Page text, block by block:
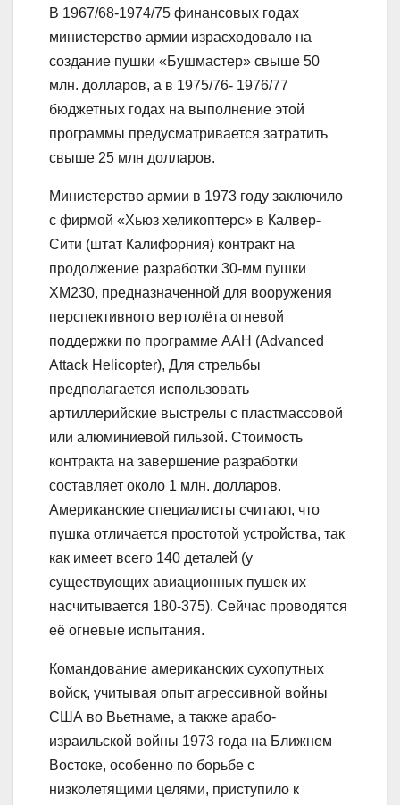
В 1967/68-1974/75 финансовых годах
министерство армии израсходовало на
создание пушки «Бушмастер» свыше 50
млн. долларов, а в 1975/76- 1976/77
бюджетных годах на выполнение этой
программы предусматривается затратить
свыше 25 млн долларов.
Министерство армии в 1973 году заключило
с фирмой «Хьюз хеликоптерс» в Калвер-
Сити (штат Калифорния) контракт на
продолжение разработки 30-мм пушки
ХМ230, предназначенной для вооружения
перспективного вертолёта огневой
поддержки по программе ААН (Advanced
Attack Helicopter), Для стрельбы
предполагается использовать
артиллерийские выстрелы с пластмассовой
или алюминиевой гильзой. Стоимость
контракта на завершение разработки
составляет около 1 млн. долларов.
Американские специалисты считают, что
пушка отличается простотой устройства, так
как имеет всего 140 деталей (у
существующих авиационных пушек их
насчитывается 180-375). Сейчас проводятся
её огневые испытания.
Командование американских сухопутных
войск, учитывая опыт агрессивной войны
США во Вьетнаме, а также арабо-
израильской войны 1973 года на Ближнем
Востоке, особенно по борьбе с
низколетящими целями, приступило к